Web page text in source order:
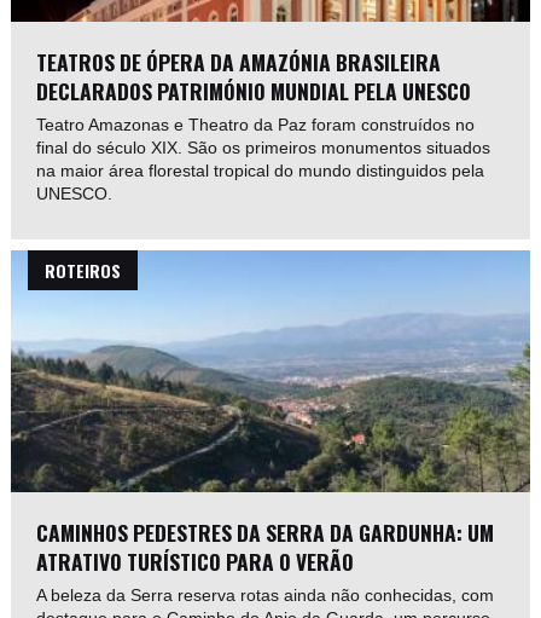
TEATROS DE ÓPERA DA AMAZÓNIA BRASILEIRA
DECLARADOS PATRIMÓNIO MUNDIAL PELA UNESCO
Teatro Amazonas e Theatro da Paz foram construídos no
final do século XIX. São os primeiros monumentos situados
na maior área florestal tropical do mundo distinguidos pela
UNESCO.
ROTEIROS
CAMINHOS PEDESTRES DA SERRA DA GARDUNHA: UM
ATRATIVO TURÍSTICO PARA O VERÃO
A beleza da Serra reserva rotas ainda não conhecidas, com